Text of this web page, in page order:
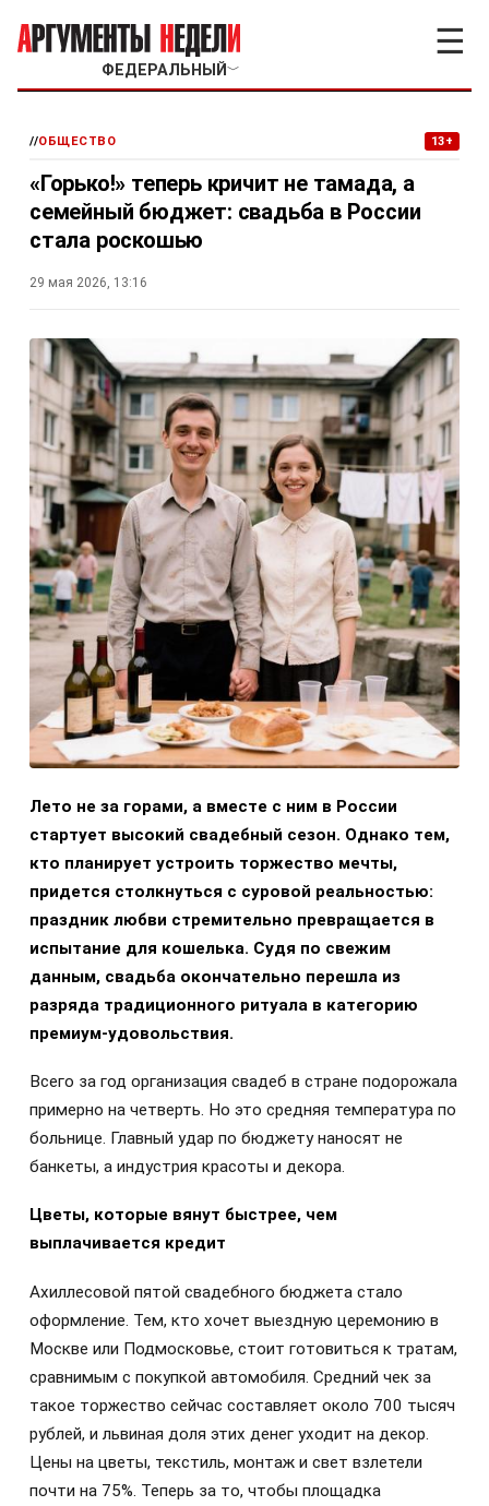
ФЕДЕРАЛЬНЫЙ ﹀
☰
//ОБЩЕСТВО 13+
«Горько!» теперь кричит не тамада, а
семейный бюджет: свадьба в России
стала роскошью
29 мая 2026, 13:16
Лето не за горами, а вместе с ним в России
стартует высокий свадебный сезон. Однако тем,
кто планирует устроить торжество мечты,
придется столкнуться с суровой реальностью:
праздник любви стремительно превращается в
испытание для кошелька. Судя по свежим
данным, свадьба окончательно перешла из
разряда традиционного ритуала в категорию
премиум-удовольствия.
Всего за год организация свадеб в стране подорожала
примерно на четверть. Но это средняя температура по
больнице. Главный удар по бюджету наносят не
банкеты, а индустрия красоты и декора.
Цветы, которые вянут быстрее, чем
выплачивается кредит
Ахиллесовой пятой свадебного бюджета стало
оформление. Тем, кто хочет выездную церемонию в
Москве или Подмосковье, стоит готовиться к тратам,
сравнимым с покупкой автомобиля. Средний чек за
такое торжество сейчас составляет около 700 тысяч
рублей, и львиная доля этих денег уходит на декор.
Цены на цветы, текстиль, монтаж и свет взлетели
почти на 75%. Теперь за то, чтобы площадка